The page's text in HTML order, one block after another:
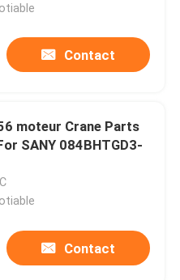
Contact
moteur Crane Parts
SANY 084BHTGD3-
Contact